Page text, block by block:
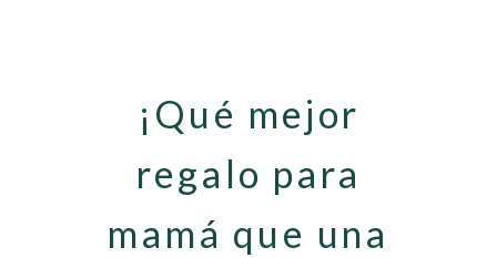
¡Qué mejor
regalo para
mamá que una